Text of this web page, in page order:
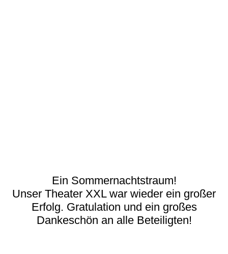
Ein Sommernachtstraum!
Unser Theater XXL war wieder ein großer
Erfolg. Gratulation und ein großes
Dankeschön an alle Beteiligten!